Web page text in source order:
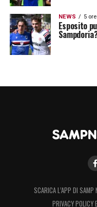
NEWS 5
Esposito
SCARICA L’APP DI
PRIVACY POLICY